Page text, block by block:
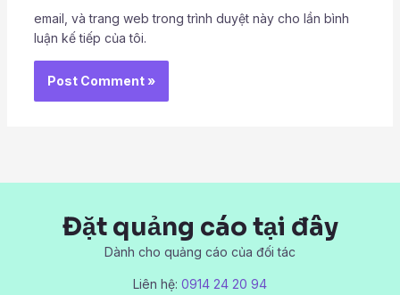
email, và trang web trong trình duyệt này cho lần bình
luận kế tiếp của tôi.
Đặt quảng cáo tại đây
Dành cho quảng cáo của đối tác
Liên hệ: 0914 24 20 94